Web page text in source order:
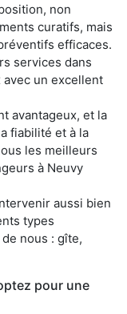
non
curatifs, mais
efficaces.
services dans
un excellent
avantageux, et la
fiabilité et à la
les meilleurs
à Neuvy
aussi bien
types
nous : gîte,
pour une